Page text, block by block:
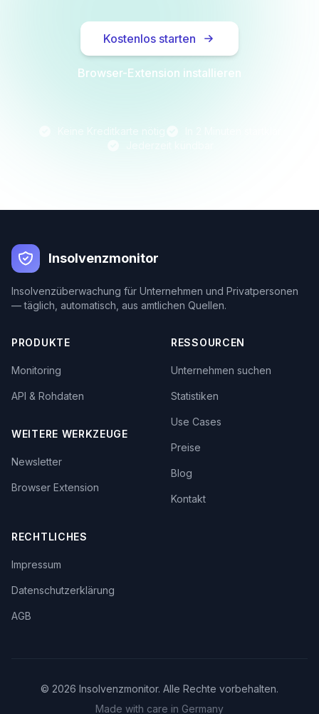
Kostenlos starten
Browser-Extension installieren
Insolvenzmonitor
Insolvenzüberwachung für Unternehmen und Privatpersonen
— täglich, automatisch, aus amtlichen Quellen.
PRODUKTE
Monitoring
API & Rohdaten
WEITERE WERKZEUGE
Newsletter
Browser Extension
RESSOURCEN
Unternehmen suchen
Statistiken
Use Cases
Preise
Blog
Kontakt
RECHTLICHES
Impressum
Datenschutzerklärung
AGB
© 2026 Insolvenzmonitor. Alle Rechte vorbehalten.
Made with care in Germany